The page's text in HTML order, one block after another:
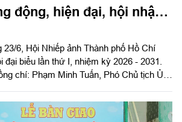
động, hiện đại, hội nhập
23/6, Hội Nhiếp ảnh Thành phố Hồ Chí
biểu lần thứ I, nhiệm kỳ 2026 - 2031.
chí: Phạm Minh Tuấn, Phó Chủ tịch Ủy
Trưởng ban Tuyên giáo và Dân vận Thành
Minh cùng đông đảo hội viên Hội Nhiếp